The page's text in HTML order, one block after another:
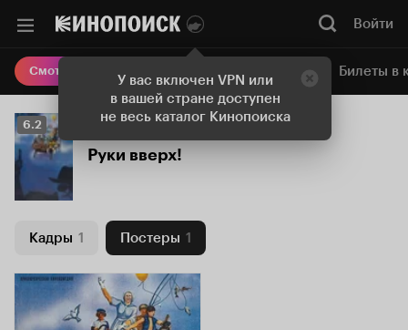
У вас включен VPN или
в вашей стране доступен
не весь каталог Кинопоиска
Войти
Смотреть кино Онлайн-кинотеатр Билеты в
Рейтинг
Кинопоиска
6.2
6.2
Руки вверх!
Кадры 1 Постеры 1